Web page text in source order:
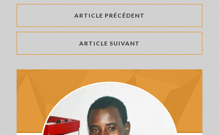
ARTICLE PRÉCÉDENT
ARTICLE SUIVANT